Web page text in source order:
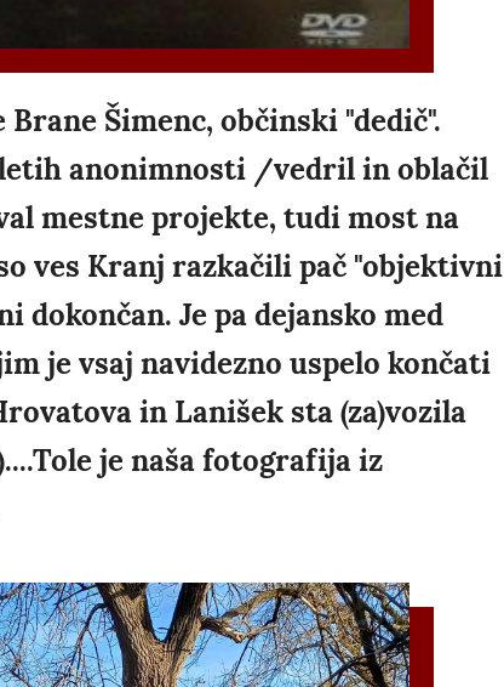
Šimenc, občinski "dedič".
letih anonimnosti /vedril in oblačil
mestne projekte, tudi most na
ves Kranj razkačili pač "objektivni
dokončan. Je pa dejansko med
je vsaj navidezno uspelo končati
in Lanišek sta (za)vozila
je naša fotografija iz